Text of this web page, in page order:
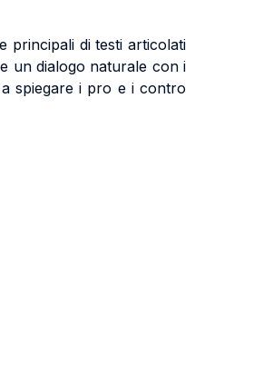
principali di testi articolati
un dialogo naturale con i
spiegare i pro e i contro